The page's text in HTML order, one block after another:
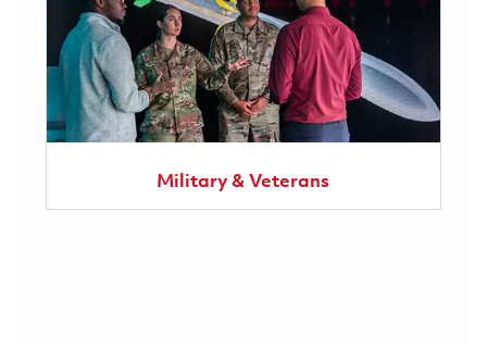
Military & Veterans